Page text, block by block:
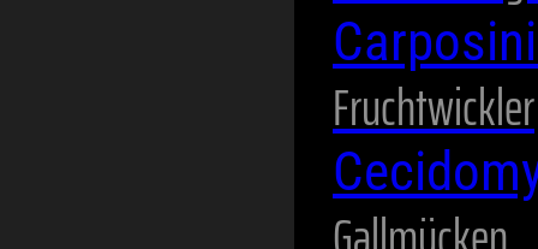
Fruchtwickler